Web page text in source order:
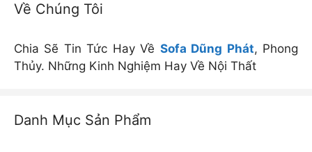
Về Chúng Tôi
Chia Sẽ Tin Tức Hay Về Sofa Dũng Phát, Phong
Thủy. Những Kinh Nghiệm Hay Về Nội Thất
Danh Mục Sản Phẩm